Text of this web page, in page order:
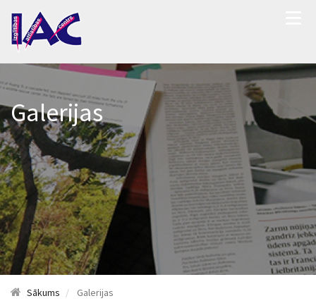
Galerijas
Sākums Galerijas